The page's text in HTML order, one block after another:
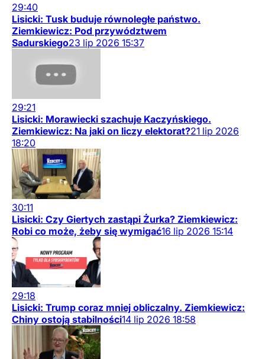
29:40
Lisicki: Tusk buduje równoległe państwo.
Ziemkiewicz: Pod przywództwem
Sadurskiego23 lip 2026 15:37
29:21
Lisicki: Morawiecki szachuje Kaczyńskiego.
Ziemkiewicz: Na jaki on liczy elektorat?21 lip 2026
18:20
30:11
Lisicki: Czy Giertych zastąpi Żurka? Ziemkiewicz:
Robi co może, żeby się wymigać16 lip 2026 15:14
29:18
Lisicki: Trump coraz mniej obliczalny. Ziemkiewicz:
Chiny ostoją stabilności14 lip 2026 18:58